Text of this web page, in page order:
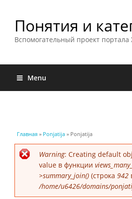
Понятия и
Вспомогательный проект
Menu
Вы здесь
Главная » Ponjatija » Ponjatija
Сообщение об
Warning: Creating default
value в функции
>summary_join() (строка 942
/home/u6426/domains/